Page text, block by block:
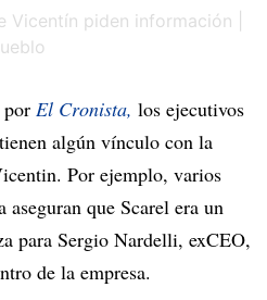
El Cronista, los ejecutivos
algún vínculo con la
Por ejemplo, varios
que Scarel era un
para Sergio Nardelli, exCEO,
de la empresa.